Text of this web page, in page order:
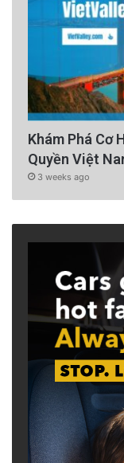
Khám Phá Cơ
Quyền Việt
3 weeks ago